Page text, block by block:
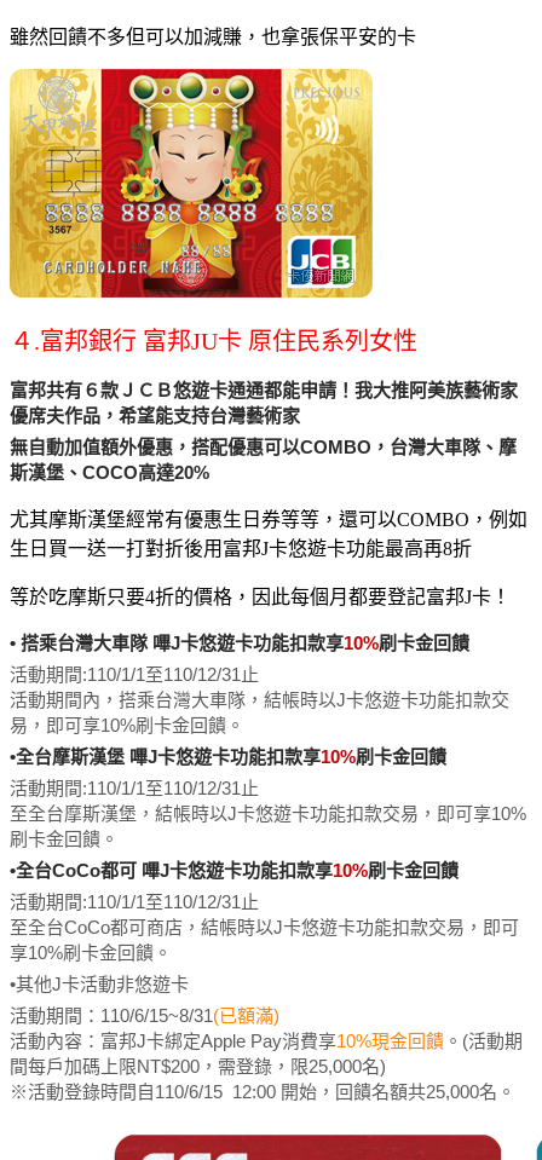
雖然回饋不多但可以加減賺，也拿張保平安的卡
４.富邦銀行 富邦JU卡 原住民系列女性
富邦共有６款ＪＣＢ悠遊卡通通都能申請！我大推阿美族藝術家
優席夫作品，希望能支持台灣藝術家
無自動加值額外優惠，搭配優惠可以COMBO，台灣大車隊、摩
斯漢堡、COCO高達20%
尤其摩斯漢堡經常有優惠生日券等等，還可以COMBO，例如
生日買一送一打對折後用富邦J卡悠遊卡功能最高再8折
等於吃摩斯只要4折的價格，因此每個月都要登記富邦J卡！
• 搭乘台灣大車隊 嗶J卡悠遊卡功能扣款享10%刷卡金回饋
活動期間:110/1/1至110/12/31止
活動期間內，搭乘台灣大車隊，結帳時以J卡悠遊卡功能扣款交
易，即可享10%刷卡金回饋。
•全台摩斯漢堡 嗶J卡悠遊卡功能扣款享10%刷卡金回饋
活動期間:110/1/1至110/12/31止
至全台摩斯漢堡，結帳時以J卡悠遊卡功能扣款交易，即可享10%
刷卡金回饋。
•全台CoCo都可 嗶J卡悠遊卡功能扣款享10%刷卡金回饋
活動期間:110/1/1至110/12/31止
至全台CoCo都可商店，結帳時以J卡悠遊卡功能扣款交易，即可
享10%刷卡金回饋。
•其他J卡活動非悠遊卡
活動期間：110/6/15~8/31(已額滿)
活動內容：富邦J卡綁定Apple Pay消費享10%現金回饋 。(活動期
間每戶加碼上限NT$200，需登錄，限25,000名)
※活動登錄時間自110/6/15 12:00 開始，回饋名額共25,000名。